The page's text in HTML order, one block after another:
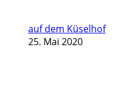
auf dem Küselhof
25. Mai 2020